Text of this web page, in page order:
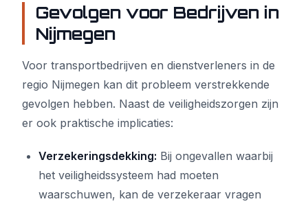
Gevolgen voor Bedrijven in
Nijmegen
Voor transportbedrijven en dienstverleners in de
regio Nijmegen kan dit probleem verstrekkende
gevolgen hebben. Naast de veiligheidszorgen zijn
er ook praktische implicaties:
Verzekeringsdekking: Bij ongevallen waarbij
het veiligheidssysteem had moeten
waarschuwen, kan de verzekeraar vragen